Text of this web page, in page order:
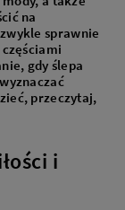
na
sprawnie
gdy ślepa
przeczytaj,
i